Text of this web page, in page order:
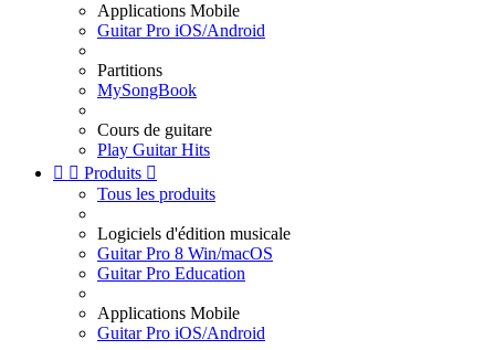
Applications Mobile
Guitar Pro iOS/Android
Partitions
MySongBook
Cours de guitare
Play Guitar Hits
  Produits 
Tous les produits
Logiciels d'édition musicale
Guitar Pro 8 Win/macOS
Guitar Pro Education
Applications Mobile
Guitar Pro iOS/Android